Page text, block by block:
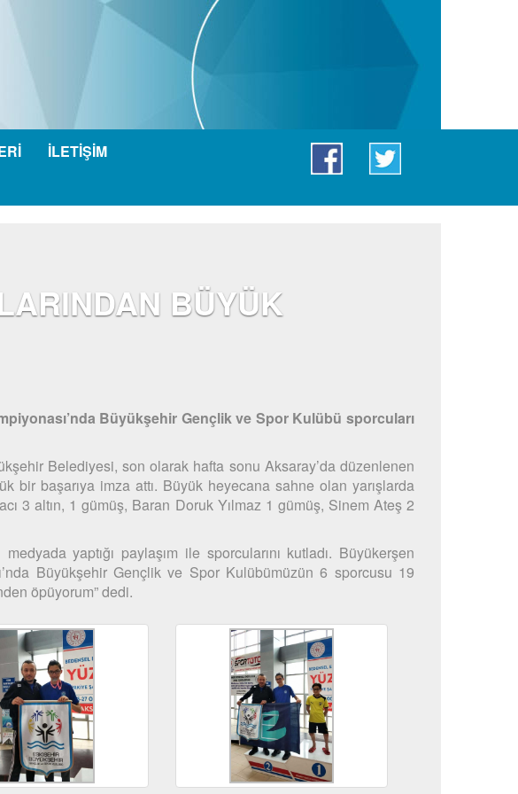
İLETİŞİM
BÜYÜK
Büyükşehir Gençlik ve Spor Kulübü sporcuları
Belediyesi, son olarak hafta sonu Aksaray’da düzenlenen
bir başarıya imza attı. Büyük heyecana sahne olan yarışlarda
3 altın, 1 gümüş, Baran Doruk Yılmaz 1 gümüş, Sinem Ateş 2
yaptığı paylaşım ile sporcularını kutladı. Büyükerşen
Büyükşehir Gençlik ve Spor Kulübümüzün 6 sporcusu 19
öpüyorum” dedi.